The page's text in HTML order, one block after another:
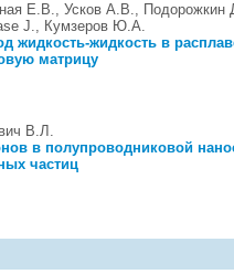
Е.В., Усков А.В.,
J., Кумзеров Ю.А.
жидкость-жидкость в
матрицу
В.Л.
в полупроводниковой
частиц